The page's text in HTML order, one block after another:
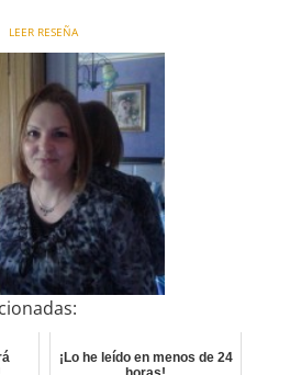
LEER RESEÑA
¡Lo he leído en menos de 24